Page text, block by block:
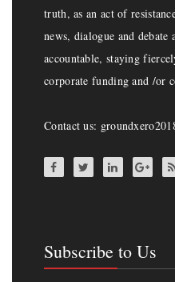
truth, as an act of
news, dialogue and
accountable, staying
corporate funding and /or
Contact us:
Subscribe to Us